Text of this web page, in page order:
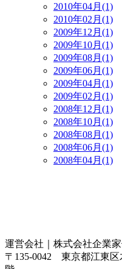
2010年04月(1)
2010年02月(1)
2009年12月(1)
2009年10月(1)
2009年08月(1)
2009年06月(1)
2009年04月(1)
2009年02月(1)
2008年12月(1)
2008年10月(1)
2008年08月(1)
2008年06月(1)
2008年04月(1)
運営会社｜ 株式会社企業
〒135-0042 東京都江東